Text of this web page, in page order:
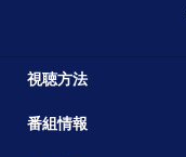
視聴方法
番組情報